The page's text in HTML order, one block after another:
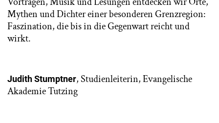
Mythen und Dichter einer besonderen Grenzregion:
Faszination, die bis in die Gegenwart reicht und
wirkt.
Judith Stumptner, Studienleiterin, Evangelische
Akademie Tutzing